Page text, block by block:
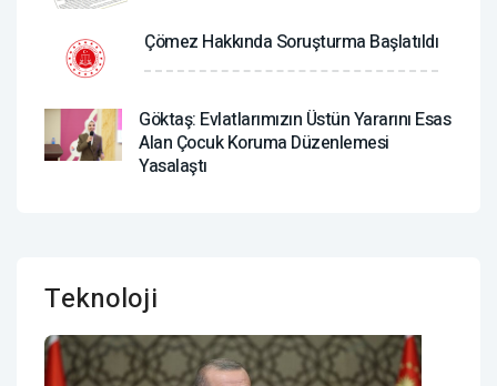
Çömez Hakkında Soruşturma Başlatıldı
Göktaş: Evlatlarımızın Üstün Yararını Esas
Alan Çocuk Koruma Düzenlemesi
Yasalaştı
Teknoloji